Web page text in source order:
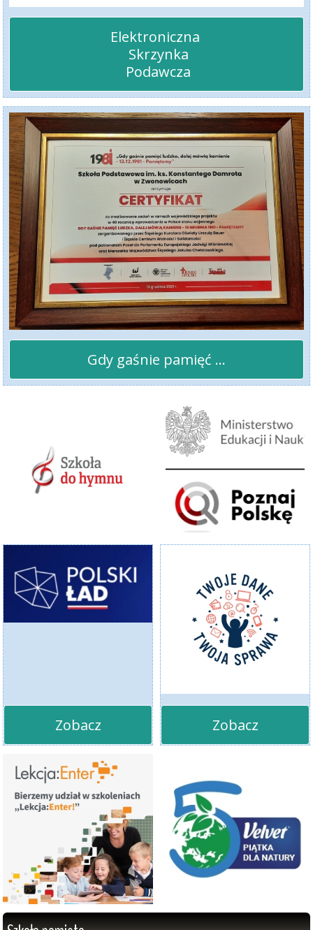
Elektroniczna
Podawcza
Gdy gaśnie pamięć ...
Zobacz Zobacz